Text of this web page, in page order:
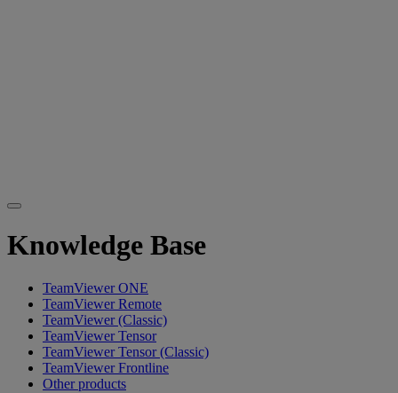
Knowledge Base
TeamViewer ONE
TeamViewer Remote
TeamViewer (Classic)
TeamViewer Tensor
TeamViewer Tensor (Classic)
TeamViewer Frontline
Other products